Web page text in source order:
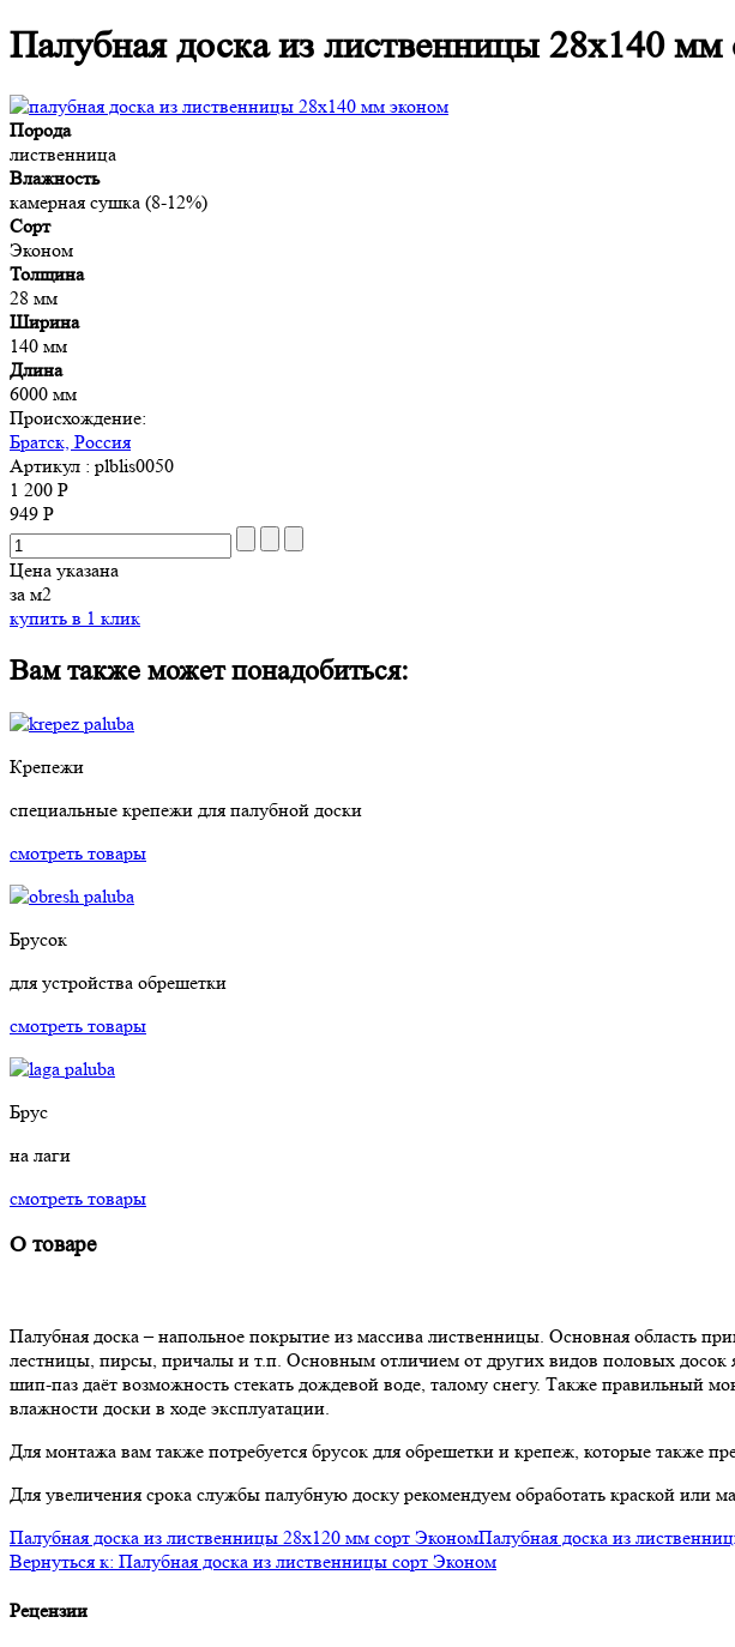
Палубная доска из лиственницы 28x140 мм
Порода
лиственница
Влажность
камерная сушка (8-12%)
Сорт
Эконом
Толщина
28 мм
Ширина
140 мм
Длина
6000 мм
Происхождение:
Братск, Россия
Артикул : plblis0050
1 200 Р
949 Р
Цена указана
за м2
купить в 1 клик
Вам также может понадобиться:
Крепежи
специальные крепежи для палубной доски
смотреть товары
Брусок
для устройства обрешетки
смотреть товары
Брус
на лаги
смотреть товары
О товаре
Палубная доска – напольное покрытие из массива лиственницы. Основная область
лестницы, пирсы, причалы и т.п. Основным отличием от других видов половых досок
шип-паз даёт возможность стекать дождевой воде, талому снегу. Также правильный
влажности доски в ходе эксплуатации.
Для монтажа вам также потребуется брусок для обрешетки и крепеж, которые также
Для увеличения срока службы палубную доску рекомендуем обработать краской или
Палубная доска из лиственницы 28x120 мм сорт ЭкономПалубная доска из
Вернуться к: Палубная доска из лиственницы сорт Эконом
Рецензии